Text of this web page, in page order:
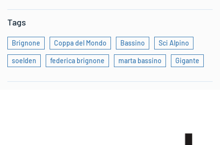
Tags
Brignone Coppa del Mondo Bassino Sci Alpino
soelden federica brignone marta bassino Gigante